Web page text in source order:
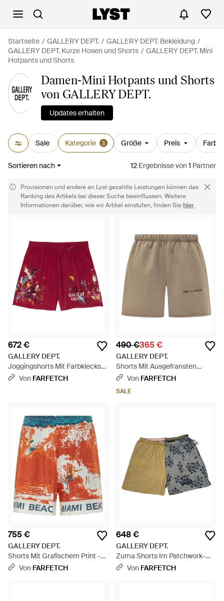
Startseite GALLERY DEPT.
GALLERY DEPT. Bekleidung
GALLERY DEPT. Kurze Hosen und Shorts
GALLERY DEPT. Mini
Hotpants und Shorts
Damen-Mini Hotpants und Shorts
von GALLERY DEPT.
Updates erhalten
Sale Kategorie 3 Größe Preis Farbe
Sortieren nach 12 Ergebnissevon1 Partner
Provisionen und andere an Lyst gezahlte Leistungen können das
Ranking des Artikels bei dieser Suche beeinflussen. Weitere
Informationen darüber, wie wir Artikel einstufen, finden Siehier.
672 €
GALLERY DEPT.
Joggingshorts Mit Farbklecks-
Print - Rot
Von FARFETCH
490 €365 €
GALLERY DEPT.
Shorts Mit Ausgefransten
Kanten - Weiß
Von FARFETCH
SALE
755 €
GALLERY DEPT.
Shorts Mit Grafischem Print -
RotVon FARFETCH
648 €
GALLERY DEPT.
Zuma Shorts Im Patchwork-
Look - Blau
Von FARFETCH